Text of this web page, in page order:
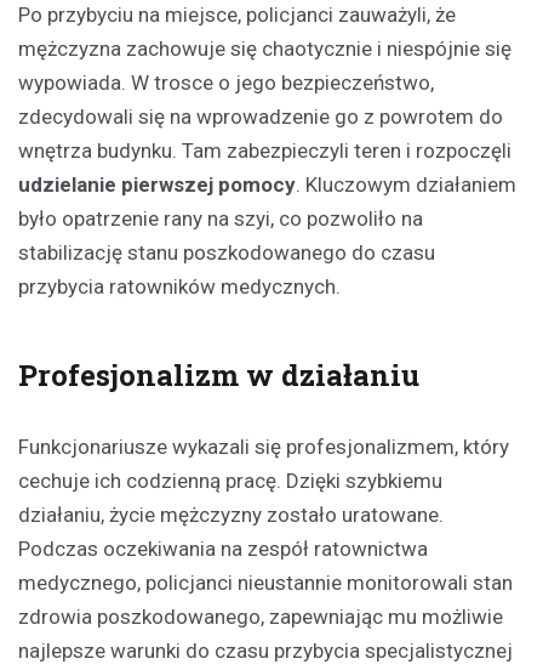
Po przybyciu na miejsce, policjanci zauważyli, że
mężczyzna zachowuje się chaotycznie i niespójnie się
wypowiada. W trosce o jego bezpieczeństwo,
zdecydowali się na wprowadzenie go z powrotem do
wnętrza budynku. Tam zabezpieczyli teren i rozpoczęli
udzielanie pierwszej pomocy. Kluczowym działaniem
było opatrzenie rany na szyi, co pozwoliło na
stabilizację stanu poszkodowanego do czasu
przybycia ratowników medycznych.
Profesjonalizm w działaniu
Funkcjonariusze wykazali się profesjonalizmem, który
cechuje ich codzienną pracę. Dzięki szybkiemu
działaniu, życie mężczyzny zostało uratowane.
Podczas oczekiwania na zespół ratownictwa
medycznego, policjanci nieustannie monitorowali stan
zdrowia poszkodowanego, zapewniając mu możliwie
najlepsze warunki do czasu przybycia specjalistycznej